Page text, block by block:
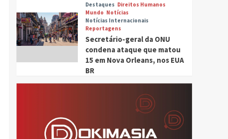
Destaques Direitos Humanos
Mundo Notícias
Notícias Internacionais
Reportagens
Secretário-geral da ONU
condena ataque que matou
15 em Nova Orleans, nos EUA
BR